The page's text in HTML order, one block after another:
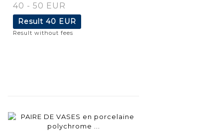
40 - 50 EUR
Result 40 EUR
Result without fees